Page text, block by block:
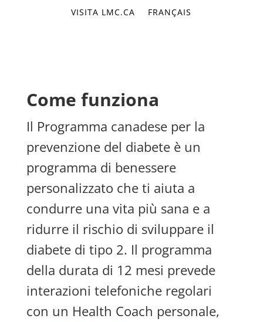
VISITA LMC.CA FRANÇAIS
Come funziona
Il Programma canadese per la
prevenzione del diabete è un
programma di benessere
personalizzato che ti aiuta a
condurre una vita più sana e a
ridurre il rischio di sviluppare il
diabete di tipo 2. Il programma
della durata di 12 mesi prevede
interazioni telefoniche regolari
con un Health Coach personale,